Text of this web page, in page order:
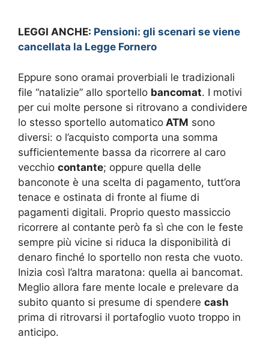
LEGGI ANCHE: Pensioni: gli scenari se viene
cancellata la Legge Fornero
Eppure sono oramai proverbiali le tradizionali
file “natalizie” allo sportello bancomat. I motivi
per cui molte persone si ritrovano a condividere
lo stesso sportello automatico ATM sono
diversi: o l’acquisto comporta una somma
sufficientemente bassa da ricorrere al caro
vecchio contante; oppure quella delle
banconote è una scelta di pagamento, tutt’ora
tenace e ostinata di fronte al fiume di
pagamenti digitali. Proprio questo massiccio
ricorrere al contante però fa sì che con le feste
sempre più vicine si riduca la disponibilità di
denaro finché lo sportello non resta che vuoto.
Inizia così l’altra maratona: quella ai bancomat.
Meglio allora fare mente locale e prelevare da
subito quanto si presume di spendere cash
prima di ritrovarsi il portafoglio vuoto troppo in
anticipo.